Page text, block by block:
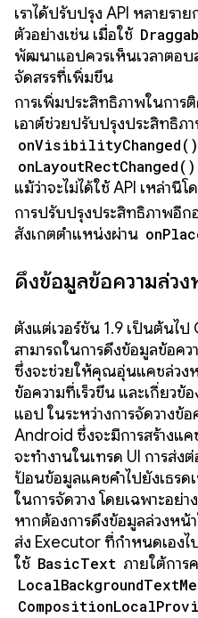
เราได้ปรับปรุง API หลายรา
ตัวอย่างเช่น เมื่อใช้
พัฒนาแอปควรเห็นเวลาตอบ
จัดสรรที่เพิ่มขึ้น
การเพิ่มประสิทธิภาพในการ
เอาต์ช่วยปรับปรุงประสิทธิภ
onVisibilityChanged()
onLayoutRectChanged()
แม้ว่าจะไม่ได้ใช้ API เหล่านี้
การปรับปรุงประสิทธิภาพอีก
สังเกตตำแหน่งผ่าน
ดึงข้อมูลข้อความล่ว
ตั้งแต่เวอร์ชัน 1.9 เป็นต้นไ
สามารถในการดึงข้อมูลข้อค
ซึ่งจะช่วยให้คุณอุ่นแคชล่วงห
ข้อความที่เร็วขึ้น และเกี่ยว
แอป ในระหว่างการจัดวางข้
Android ซึ่งจะมีการสร้างแ
จะทำงานในเทรด UI การส่ง
ป้อนข้อมูลแคชคำไปยังเธรด
ในการจัดวาง โดยเฉพาะอย่
หากต้องการดึงข้อมูลล่วงหน้
ส่ง Executor ที่กำหนดเอง
ใช้ BasicText ภายใต้การ